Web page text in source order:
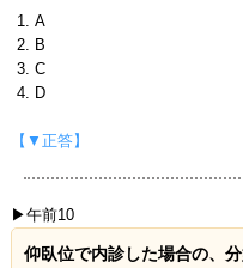
A
B
C
D
【▼正答】
▶午前10
仰臥位で内診した場合の、